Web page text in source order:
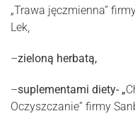
„Trawa jęczmienna”
Lek,
–zieloną herbatą,
–suplementami diety- „
Oczyszczanie” firmy